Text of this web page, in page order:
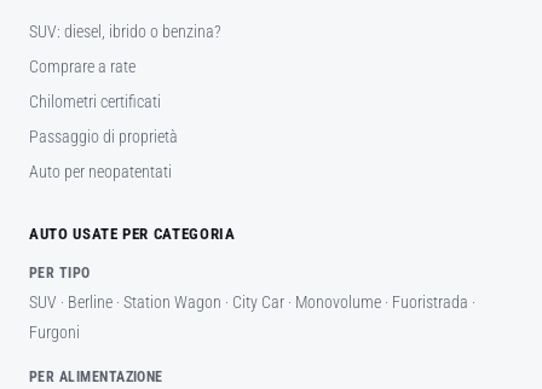
SUV: diesel, ibrido o benzina?
Comprare a rate
Chilometri certificati
Passaggio di proprietà
Auto per neopatentati
AUTO USATE PER CATEGORIA
PER TIPO
SUV · Berline · Station Wagon · City Car · Monovolume · Fuoristrada ·
Furgoni
PER ALIMENTAZIONE